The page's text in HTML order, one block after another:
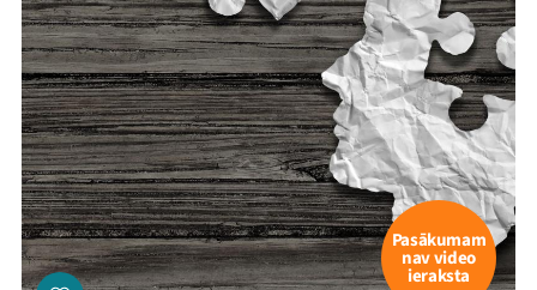
Pasākumam
nav video
ieraksta